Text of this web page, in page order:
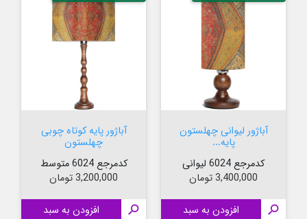
آباژور لیوانی چهلستون
پایه...
کدمرجع 6024 لیوانی
قیمت
3,400,000 تومان
 افزودن به سبد
آباژور پایه کوتاه چوبی
چهلستون
کدمرجع 6024 متوسط
قیمت
3,200,000 تومان
 افزودن به سبد